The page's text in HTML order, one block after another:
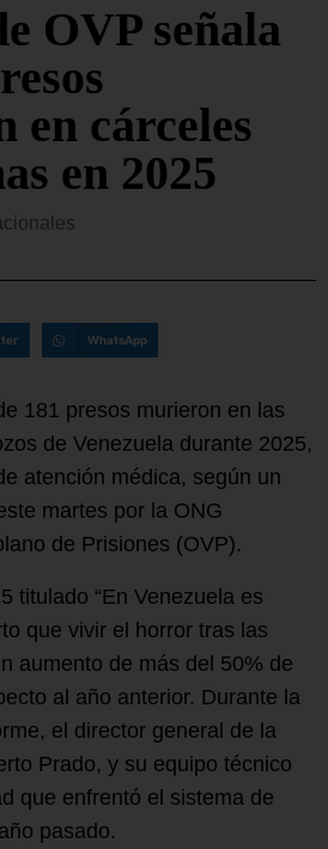
OVP señala
en cárceles
en 2025
WhatsApp
181 presos murieron en las
de Venezuela durante 2025,
atención médica, según un
martes por la ONG
de Prisiones (OVP).
titulado “En Venezuela es
que vivir el horror tras las
aumento de más del 50% de
al año anterior. Durante la
el director general de la
Prado, y su equipo técnico
que enfrentó el sistema de
pasado.